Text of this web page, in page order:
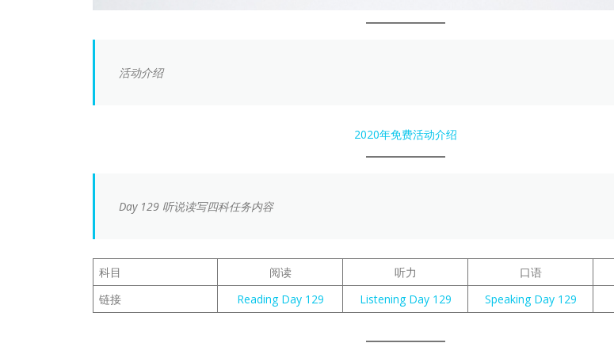
活动介绍
2020年免费活动介绍
Day 129 听说读写四科任务内容
科目 阅读 听力 口语
链接
Reading Day 129 Listening Day 129 Speaking Day 129